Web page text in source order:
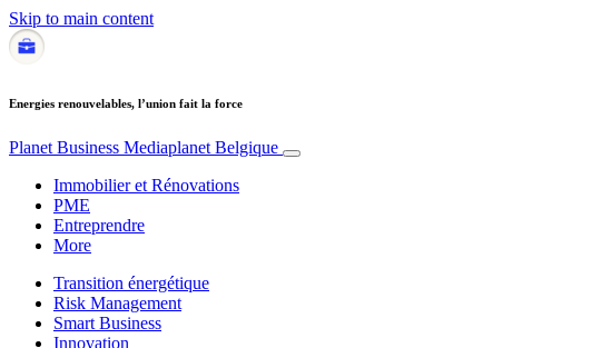
Skip to main content
Energies renouvelables, l’union fait la force
Planet Business Mediaplanet Belgique
Immobilier et Rénovations
PME
Entreprendre
More
Transition énergétique
Risk Management
Smart Business
Innovation